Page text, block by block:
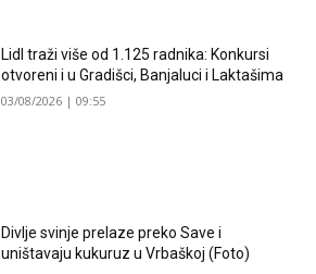
Lidl traži više od 1.125 radnika: Konkursi
otvoreni i u Gradišci, Banjaluci i Laktašima
03/08/2026 | 09:55
Divlje svinje prelaze preko Save i
uništavaju kukuruz u Vrbaškoj (Foto)